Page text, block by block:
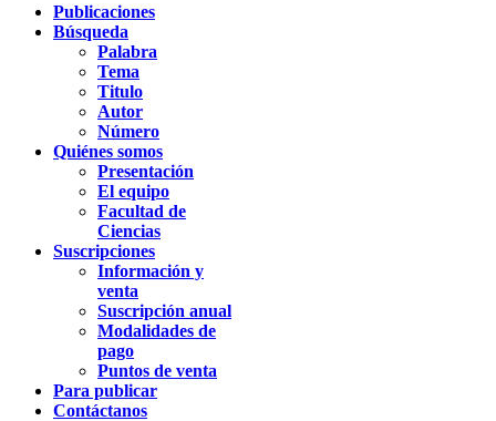
Publicaciones
Búsqueda
Palabra
Tema
Titulo
Autor
Número
Quiénes somos
Presentación
El equipo
Facultad de
Ciencias
Suscripciones
Información y
venta
Suscripción anual
Modalidades de
pago
Puntos de venta
Para publicar
Contáctanos